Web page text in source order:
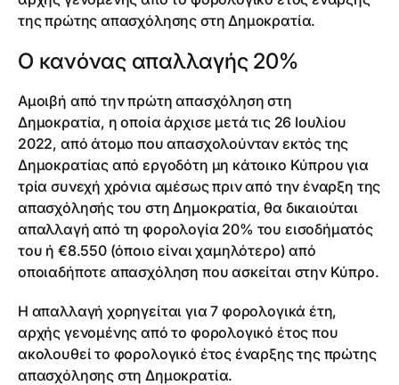
της πρώτης απασχόλησης στη Δημοκρατία.
Ο κανόνας απαλλαγής 20%
Αμοιβή από την πρώτη απασχόληση στη
Δημοκρατία, η οποία άρχισε μετά τις 26 Ιουλίου
2022, από άτομο που απασχολούνταν εκτός της
Δημοκρατίας από εργοδότη μη κάτοικο Κύπρου για
τρία συνεχή χρόνια αμέσως πριν από την έναρξη της
απασχόλησής του στη Δημοκρατία, θα δικαιούται
απαλλαγή από τη φορολογία 20% του εισοδήματός
του ή €8.550 (όποιο είναι χαμηλότερο) από
οποιαδήποτε απασχόληση που ασκείται στην Κύπρο.
Η απαλλαγή χορηγείται για 7 φορολογικά έτη,
αρχής γενομένης από το φορολογικό έτος που
ακολουθεί το φορολογικό έτος έναρξης της πρώτης
απασχόλησης στη Δημοκρατία.